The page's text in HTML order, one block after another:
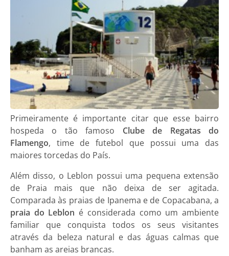
Primeiramente é importante citar que esse bairro
hospeda o tão famoso Clube de Regatas do
Flamengo, time de futebol que possui uma das
maiores torcedas do País.
Além disso, o Leblon possui uma pequena extensão
de Praia mais que não deixa de ser agitada.
Comparada às praias de Ipanema e de Copacabana, a
praia do Leblon é considerada como um ambiente
familiar que conquista todos os seus visitantes
através da beleza natural e das águas calmas que
banham as areias brancas.